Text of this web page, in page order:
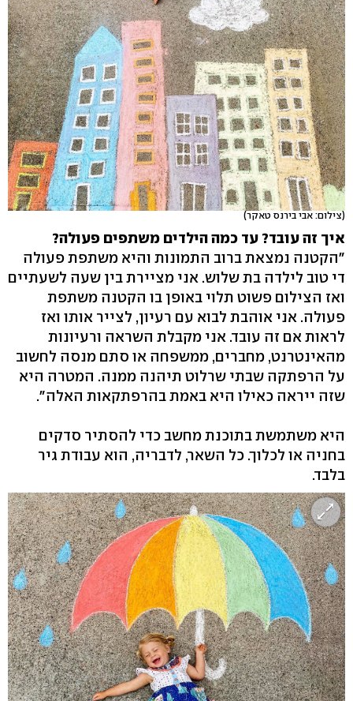
(צילום: אבי בירנס טאקר)
איך זה עובד? עד כמה הילדים משתפים פעולה?
"הקטנה נמצאת ברוב התמונות והיא משתפת פעולה
די טוב לילדה בת שלוש. אני מציירת בין שעה לשעתיים
ואז הצילום פשוט תלוי באופן בו הקטנה משתפת
פעולה. אני אוהבת לבוא עם רעיון, לצייר אותו ואז
לראות אם זה עובד. אני מקבלת השראה ורעיונות
מהאינטרנט, מחברים, ממשפחה או סתם מנסה לחשוב
על הרפתקה שבתי שרלוט תיהנה ממנה. המטרה היא
שזה ייראה כאילו היא באמת בהרפתקאות האלה".
היא משתמשת בתוכנת מחשב כדי להסתיר סדקים
בחניה או לכלוך. כל השאר, לדבריה, הוא עבודת גיר
בלבד.